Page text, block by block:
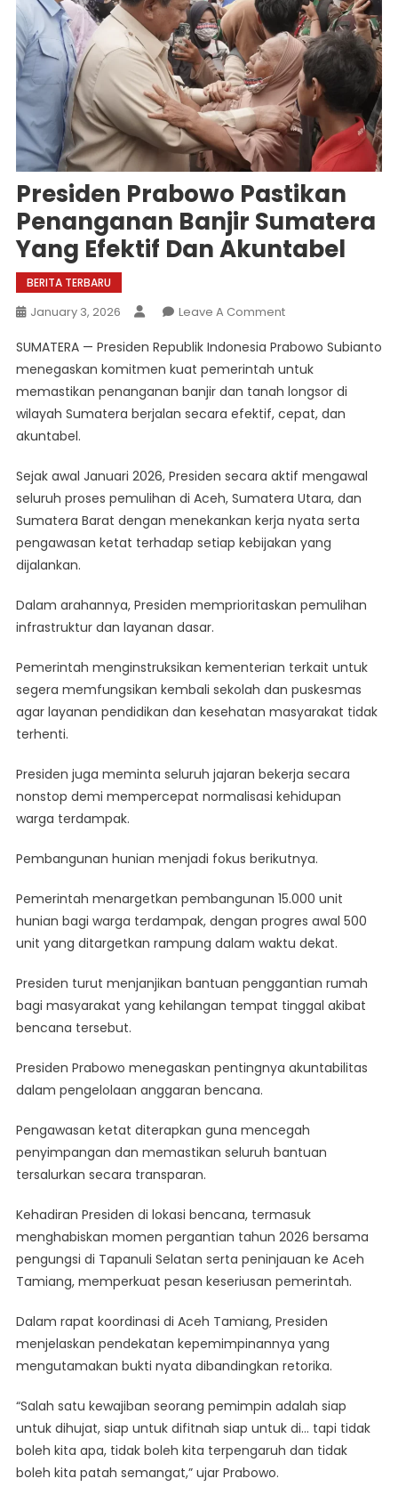
Presiden Prabowo Pastikan
Penanganan Banjir Sumatera
Yang Efektif Dan Akuntabel
BERITA TERBARU
January 3, 2026 Leave A CommentOn
Prabowo
Pastikan
Penanganan
Banjir
Efektif
Dan
Akuntabel
SUMATERA — Presiden Republik Indonesia Prabowo Subianto
menegaskan komitmen kuat pemerintah untuk
memastikan penanganan banjir dan tanah longsor di
wilayah Sumatera berjalan secara efektif, cepat, dan
akuntabel.
Sejak awal Januari 2026, Presiden secara aktif mengawal
seluruh proses pemulihan di Aceh, Sumatera Utara, dan
Sumatera Barat dengan menekankan kerja nyata serta
pengawasan ketat terhadap setiap kebijakan yang
dijalankan.
Dalam arahannya, Presiden memprioritaskan pemulihan
infrastruktur dan layanan dasar.
Pemerintah menginstruksikan kementerian terkait untuk
segera memfungsikan kembali sekolah dan puskesmas
agar layanan pendidikan dan kesehatan masyarakat tidak
terhenti.
Presiden juga meminta seluruh jajaran bekerja secara
nonstop demi mempercepat normalisasi kehidupan
warga terdampak.
Pembangunan hunian menjadi fokus berikutnya.
Pemerintah menargetkan pembangunan 15.000 unit
hunian bagi warga terdampak, dengan progres awal 500
unit yang ditargetkan rampung dalam waktu dekat.
Presiden turut menjanjikan bantuan penggantian rumah
bagi masyarakat yang kehilangan tempat tinggal akibat
bencana tersebut.
Presiden Prabowo menegaskan pentingnya akuntabilitas
dalam pengelolaan anggaran bencana.
Pengawasan ketat diterapkan guna mencegah
penyimpangan dan memastikan seluruh bantuan
tersalurkan secara transparan.
Kehadiran Presiden di lokasi bencana, termasuk
menghabiskan momen pergantian tahun 2026 bersama
pengungsi di Tapanuli Selatan serta peninjauan ke Aceh
Tamiang, memperkuat pesan keseriusan pemerintah.
Dalam rapat koordinasi di Aceh Tamiang, Presiden
menjelaskan pendekatan kepemimpinannya yang
mengutamakan bukti nyata dibandingkan retorika.
“Salah satu kewajiban seorang pemimpin adalah siap
untuk dihujat, siap untuk difitnah siap untuk di… tapi tidak
boleh kita apa, tidak boleh kita terpengaruh dan tidak
boleh kita patah semangat,” ujar Prabowo.